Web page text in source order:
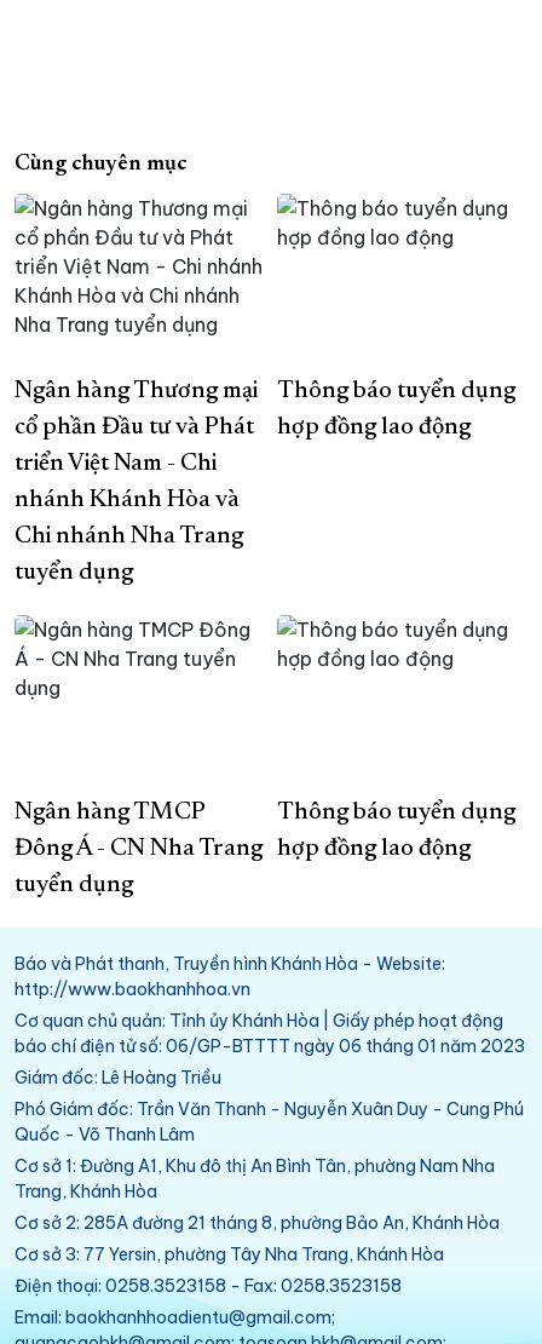
Cùng chuyên mục
Ngân hàng Thương mại
cổ phần Đầu tư và Phát
triển Việt Nam - Chi
nhánh Khánh Hòa và
Chi nhánh Nha Trang
tuyển dụng
Thông báo tuyển dụng
hợp đồng lao động
Ngân hàng TMCP
Đông Á - CN Nha Trang
tuyển dụng
Thông báo tuyển dụng
hợp đồng lao động
Báo và Phát thanh, Truyền hình Khánh Hòa - Website:
http://www.baokhanhhoa.vn
Cơ quan chủ quản: Tỉnh ủy Khánh Hòa | Giấy phép hoạt động
báo chí điện tử số: 06/GP-BTTTT ngày 06 tháng 01 năm 2023
Giám đốc: Lê Hoàng Triều
Phó Giám đốc: Trần Văn Thanh - Nguyễn Xuân Duy - Cung Phú
Quốc - Võ Thanh Lâm
Cơ sở 1: Đường A1, Khu đô thị An Bình Tân, phường Nam Nha
Trang, Khánh Hòa
Cơ sở 2: 285A đường 21 tháng 8, phường Bảo An, Khánh Hòa
Cơ sở 3: 77 Yersin, phường Tây Nha Trang, Khánh Hòa
Điện thoại: 0258.3523158 - Fax: 0258.3523158
Email: baokhanhhoadientu@gmail.com;